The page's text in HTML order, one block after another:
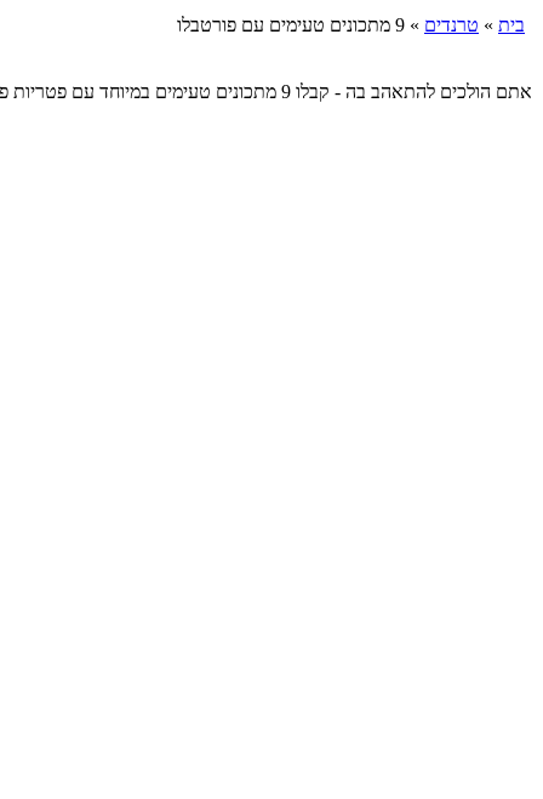
בית » טרנדים » 9 מתכונים טעימים עם פורטבלו
אתם הולכים להתאהב בה - קבלו 9 מתכונים